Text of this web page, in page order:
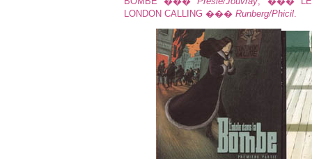
LONDON CALLING ��� Runberg/Phicil.